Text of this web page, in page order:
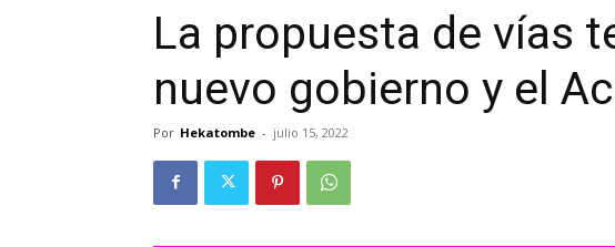
La propuesta de vías
nuevo gobierno y el
Por Hekatombe - julio 15, 2022